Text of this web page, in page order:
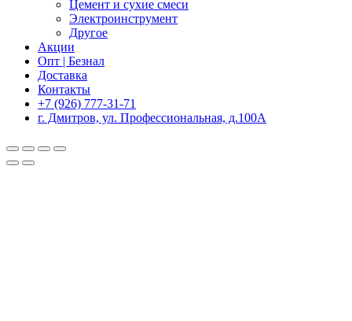
Цемент и сухие смеси
Электроинструмент
Другое
Акции
Опт | Безнал
Доставка
Контакты
+7 (926) 777-31-71
г. Дмитров, ул. Профессиональная, д.100А